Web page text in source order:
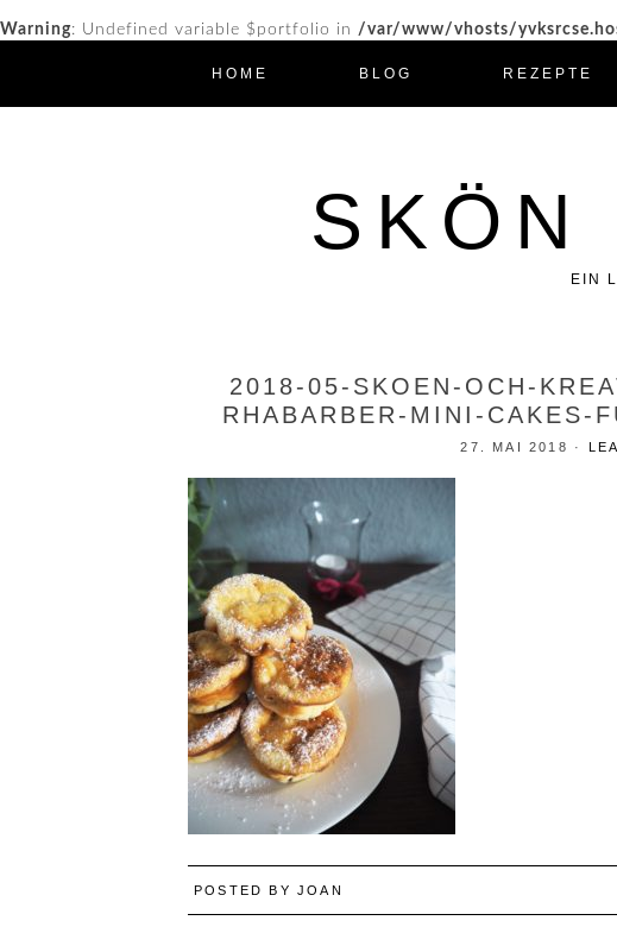
Warning: Undefined variable $portfolio in /var/www/vhosts/
HOME BLOG REZEPTE
SKÖN
EIN
2018-05-SKOEN-OCH-
RHABARBER-MINI-CAKES-
27. MAI 2018 ·
POSTED BY JOAN